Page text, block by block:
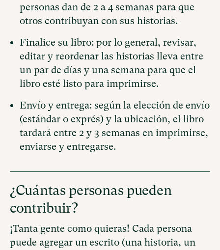
personas dan de 2 a 4 semanas para que
otros contribuyan con sus historias.
Finalice su libro: por lo general, revisar,
editar y reordenar las historias lleva entre
un par de días y una semana para que el
libro esté listo para imprimirse.
Envío y entrega: según la elección de envío
(estándar o exprés) y la ubicación, el libro
tardará entre 2 y 3 semanas en imprimirse,
enviarse y entregarse.
¿Cuántas personas pueden
contribuir?
¡Tanta gente como quieras! Cada persona
puede agregar un escrito (una historia, un